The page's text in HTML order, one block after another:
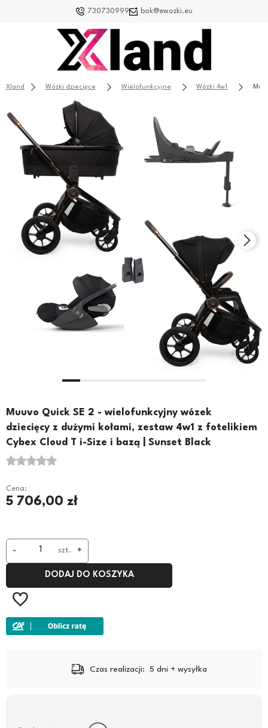
730730999 bok@ewozki.eu
Xland Wózki dziecięce Wielofunkcyjne Wózki 4w1
Muuvo Quick SE 2 - wielofunkcyjny wózek
dziecięcy z dużymi kołami, zestaw 4w1 z fotelikiem
Cybex Cloud T i-Size i bazą | Sunset Black
Cena:
5 706,00 zł
szt. +
-
DODAJ DO KOSZYKA
Czas realizacji: 5 dni + wysyłka